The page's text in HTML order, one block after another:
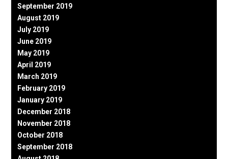
September 2019
August 2019
July 2019
June 2019
May 2019
April 2019
March 2019
February 2019
January 2019
December 2018
November 2018
October 2018
September 2018